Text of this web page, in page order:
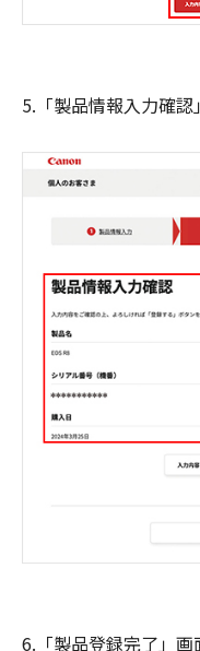
5.「製品情報入力確
6.「製品登録完了」画